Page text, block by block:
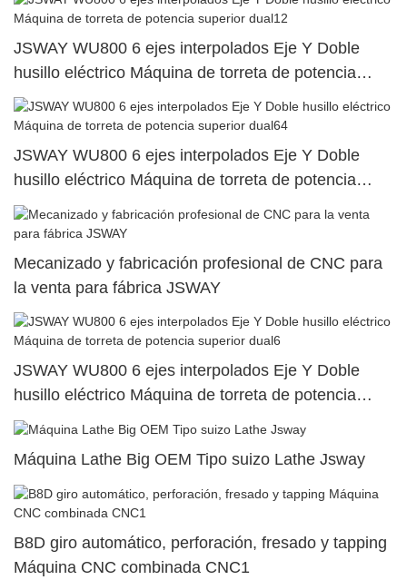
JSWAY WU800 6 ejes interpolados Eje Y Doble
husillo eléctrico Máquina de torreta de potencia
superior dual12
JSWAY WU800 6 ejes interpolados Eje Y Doble
husillo eléctrico Máquina de torreta de potencia
superior dual64
Mecanizado y fabricación profesional de CNC para
la venta para fábrica JSWAY
JSWAY WU800 6 ejes interpolados Eje Y Doble
husillo eléctrico Máquina de torreta de potencia
superior dual6
Máquina Lathe Big OEM Tipo suizo Lathe Jsway
B8D giro automático, perforación, fresado y tapping
Máquina CNC combinada CNC1